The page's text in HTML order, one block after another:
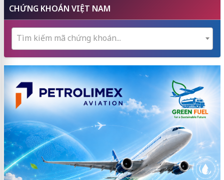
CHỨNG KHOÁN VIỆT NAM
Tìm kiếm mã chứng khoán...